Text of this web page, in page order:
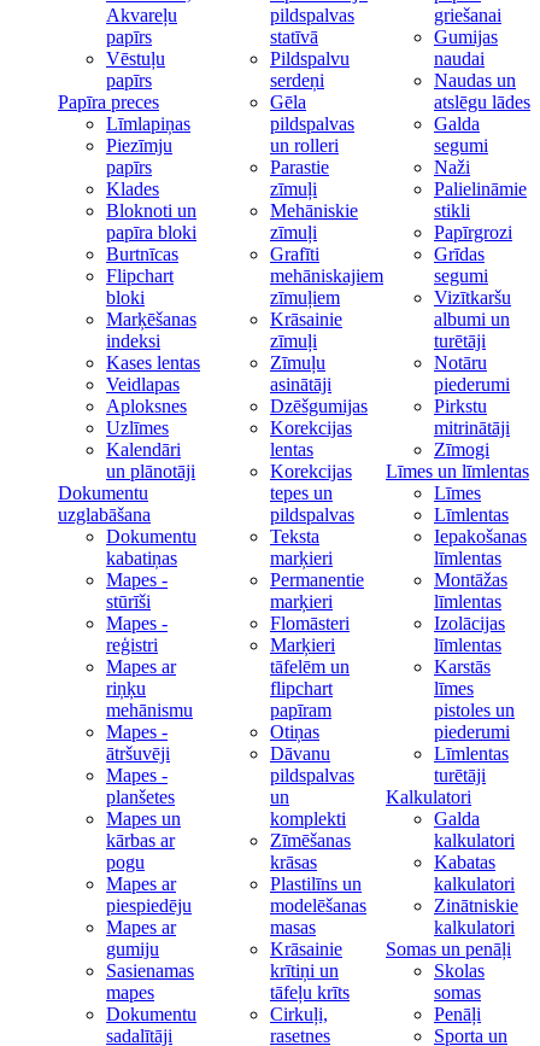
Akvareļu
papīrs
Vēstuļu
papīrs
Papīra preces
Līmlapiņas
Piezīmju
papīrs
Klades
Bloknoti un
papīra bloki
Burtnīcas
Flipchart
bloki
Marķēšanas
indeksi
Kases lentas
Veidlapas
Aploksnes
Uzlīmes
Kalendāri
un plānotāji
Dokumentu
uzglabāšana
Dokumentu
kabatiņas
Mapes -
stūrīši
Mapes -
reģistri
Mapes ar
riņķu
mehānismu
Mapes -
ātršuvēji
Mapes -
planšetes
Mapes un
kārbas ar
pogu
Mapes ar
piespiedēju
Mapes ar
gumiju
Sasienamas
mapes
Dokumentu
sadalītāji
pildspalvas
statīvā
Pildspalvu
serdeņi
Gēla
pildspalvas
un rolleri
Parastie
zīmuļi
Mehāniskie
zīmuļi
Grafīti
mehāniskajiem
zīmuļiem
Krāsainie
zīmuļi
Zīmuļu
asinātāji
Dzēšgumijas
Korekcijas
lentas
Korekcijas
tepes un
pildspalvas
Teksta
marķieri
Permanentie
marķieri
Flomāsteri
Marķieri
tāfelēm un
flipchart
papīram
Otiņas
Dāvanu
pildspalvas
un
komplekti
Zīmēšanas
krāsas
Plastilīns un
modelēšanas
masas
Krāsainie
krītiņi un
tāfeļu krīts
Cirkuļi,
rasetnes
griešanai
Gumijas
naudai
Naudas un
atslēgu lādes
Galda
segumi
Naži
Palielināmie
stikli
Papīrgrozi
Grīdas
segumi
Vizītkaršu
albumi un
turētāji
Notāru
piederumi
Pirkstu
mitrinātāji
Zīmogi
Līmes un līmlentas
Līmes
Līmlentas
Iepakošanas
līmlentas
Montāžas
līmlentas
Izolācijas
līmlentas
Karstās
līmes
pistoles un
piederumi
Līmlentas
turētāji
Kalkulatori
Galda
kalkulatori
Kabatas
kalkulatori
Zinātniskie
kalkulatori
Somas un penāļi
Skolas
somas
Penāļi
Sporta un